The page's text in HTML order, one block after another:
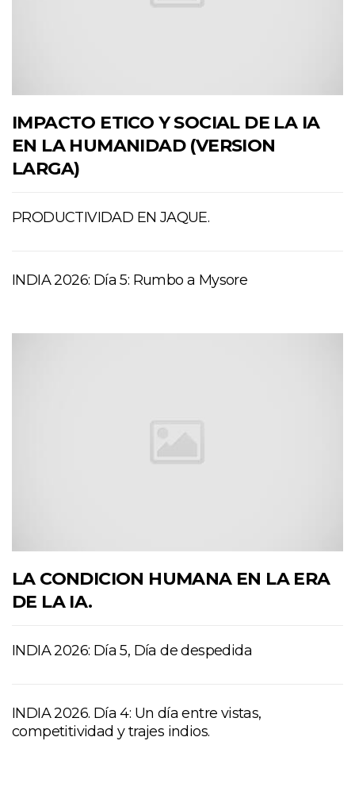
IMPACTO ETICO Y SOCIAL DE LA IA
EN LA HUMANIDAD (VERSION
LARGA)
PRODUCTIVIDAD EN JAQUE.
INDIA 2026: Día 5: Rumbo a Mysore
LA CONDICION HUMANA EN LA ERA
DE LA IA.
INDIA 2026: Día 5, Día de despedida
INDIA 2026. Día 4: Un día entre vistas,
competitividad y trajes indios.